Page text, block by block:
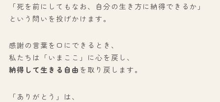
「死を前にしてもなお、自分の生き方に納得できるか」
という問いを投げかけます。
感謝の言葉を口にできるとき、
私たちは「いまここ」に心を戻し、
納得して生きる自由 を取り戻します。
「ありがとう」は、